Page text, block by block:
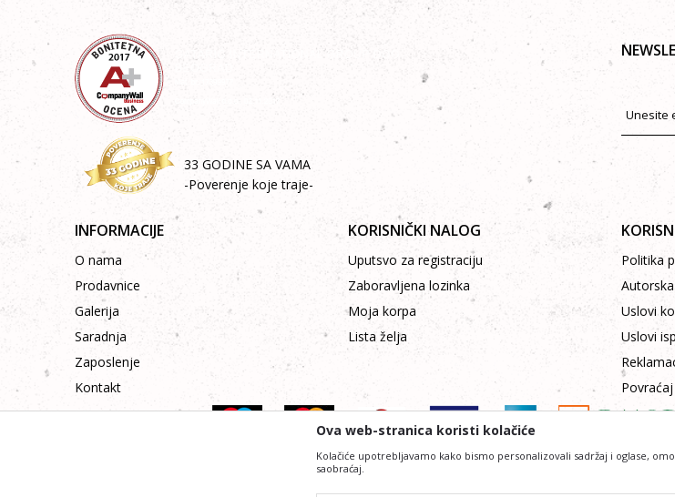
33 GODINE SA VAMA
-Poverenje koje traje-
INFORMACIJE
O nama
Prodavnice
Galerija
Saradnja
Zaposlenje
Kontakt
KORISNIČKI NALOG
Uputsvo za registraciju
Zaboravljena lozinka
Moja korpa
Lista želja
Politika
Uslovi
Uslovi
Nastojimo da budemo što precizniji i profesionalniji u opisu proizvoda, prikazu slika i samih cena,
Ova web-stranica koristi kolačiće
Kolačiće upotrebljavamo kako bismo personalizovali sadržaj i oglase,
saobraćaj.